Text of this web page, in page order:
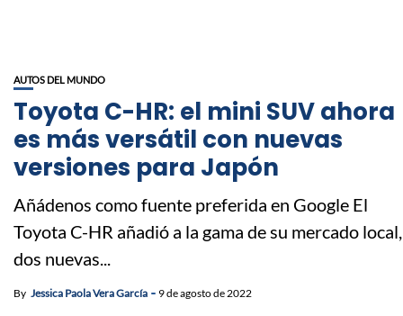
AUTOS DEL MUNDO
Toyota C-HR: el mini SUV ahora
es más versátil con nuevas
versiones para Japón
Añádenos como fuente preferida en Google El
Toyota C-HR añadió a la gama de su mercado local,
dos nuevas...
By Jessica Paola Vera García 9 de agosto de 2022